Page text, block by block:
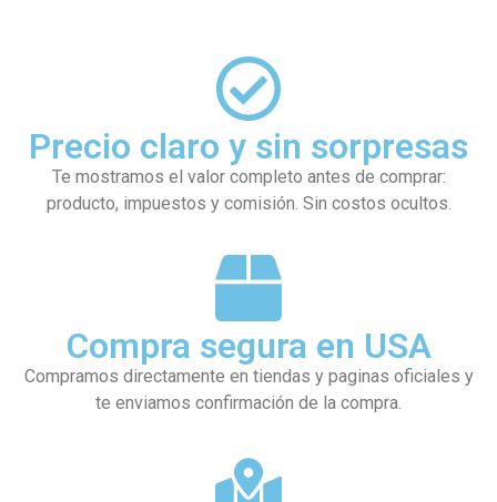
Precio claro y sin sorpresas
Te mostramos el valor completo antes de comprar:
producto, impuestos y comisión. Sin costos ocultos.
Compra segura en USA
Compramos directamente en tiendas y paginas oficiales y
te enviamos confirmación de la compra.